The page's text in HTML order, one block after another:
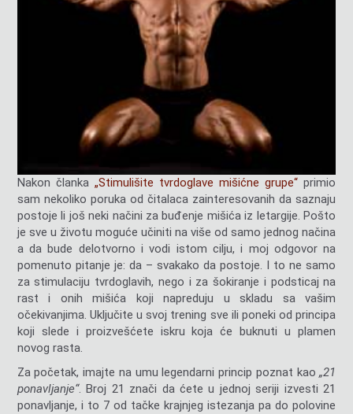
Nakon članka „Stimulišite tvrdoglave mišićne grupe“ primio
sam nekoliko poruka od čitalaca zainteresovanih da saznaju
postoje li još neki načini za buđenje mišića iz letargije. Pošto
je sve u životu moguće učiniti na više od samo jednog načina
a da bude delotvorno i vodi istom cilju, i moj odgovor na
pomenuto pitanje je: da – svakako da postoje. I to ne samo
za stimulaciju tvrdoglavih, nego i za šokiranje i podsticaj na
rast i onih mišića koji napreduju u skladu sa vašim
očekivanjima. Uključite u svoj trening sve ili poneki od principa
koji slede i proizvešćete iskru koja će buknuti u plamen
novog rasta.
Za početak, imajte na umu legendarni princip poznat kao„21
ponavljanje“. Broj 21 znači da ćete u jednoj seriji izvesti 21
ponavljanje, i to 7 od tačke krajnjeg istezanja pa do polovine